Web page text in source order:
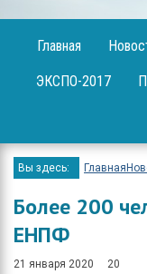
Главная
ЭКСПО-2017
Вы здесь: Главная
Более 200
ЕНПФ
21 января 2020 20